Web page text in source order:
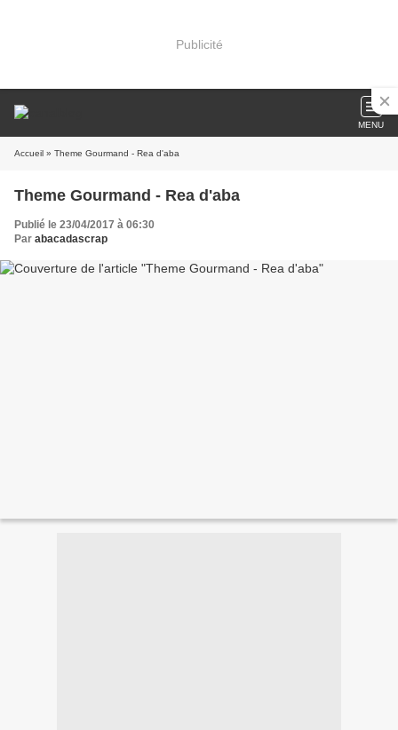
Publicité
MENU
Accueil » Theme Gourmand - Rea d'aba
Theme Gourmand - Rea d'aba
Publié le 23/04/2017 à 06:30
Par abacadascrap